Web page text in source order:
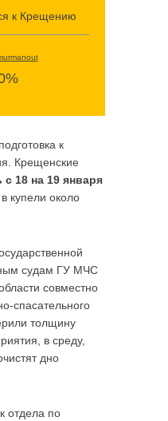
к Крещению
к
Крещенские
с 18 на 19 января
купели около
судам ГУ МЧС
совместно
спасательного
толщину
в среду,
дно
отдела по